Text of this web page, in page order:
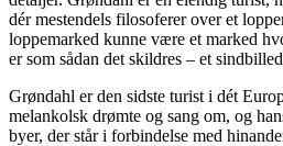
dér mestendels filosoferer over et
loppemarked kunne være et marked
er som sådan det skildres – et
Grøndahl er den sidste turist i dét
melankolsk drømte og sang om, og
byer, der står i forbindelse med